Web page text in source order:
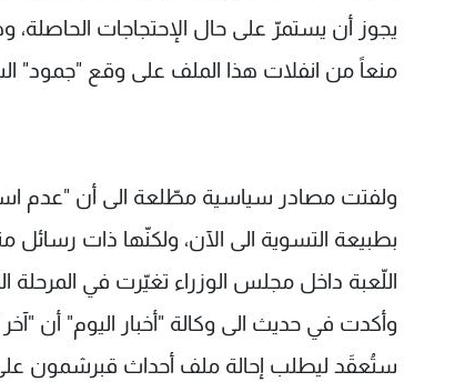
يجوز أن يستمرّ على حال الإحتجاجات
منعاً من انفلات هذا الملف على وقع "جمود"
ولفتت مصادر سياسية مطّلعة الى أن "عدم
بطبيعة التسوية الى الآن، ولكنّها ذات رسائل
اللّعبة داخل مجلس الوزراء تغيّرت في المرحلة
وأكدت في حديث الى وكالة "أخبار اليوم" أن
ستُعقَد ليطلب إحالة ملف أحداث قبرشمون